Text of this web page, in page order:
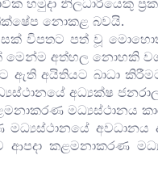
නොකළ බවයි.
විපතට පත් වූ
මෙන්ම අත්හල නොහකි
ඇති අයිතියට බාධා
අධ්‍යක්ෂ
මධ්‍යස්ථානය
කළමනාකරණ